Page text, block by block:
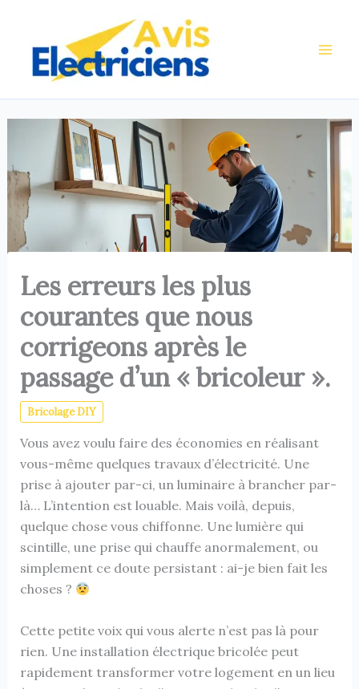
contenu
Les erreurs les plus
courantes que nous
corrigeons après le
passage d’un « bricoleur ».
Bricolage DIY
Vous avez voulu faire des économies en réalisant
vous-même quelques travaux d’électricité. Une
prise à ajouter par-ci, un luminaire à brancher par-
là… L’intention est louable. Mais voilà, depuis,
quelque chose vous chiffonne. Une lumière qui
scintille, une prise qui chauffe anormalement, ou
simplement ce doute persistant : ai-je bien fait les
choses ?
Cette petite voix qui vous alerte n’est pas là pour
rien. Une installation électrique bricolée peut
rapidement transformer votre logement en un lieu